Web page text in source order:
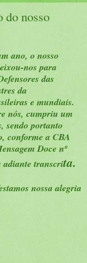
do nosso
ano, o nosso
nos para
das
da
e mundiais.
nós, cumpriu um
sendo portanto
conforme a CBA
Doce nº
adiante transcrita.
nossa alegria